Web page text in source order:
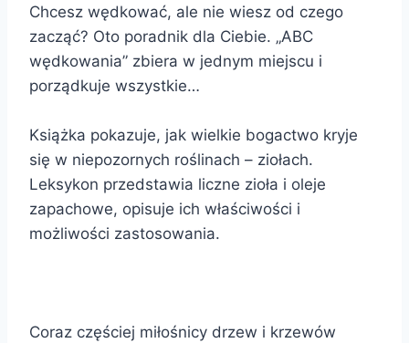
Chcesz wędkować, ale nie wiesz od czego
zacząć? Oto poradnik dla Ciebie. „ABC
wędkowania” zbiera w jednym miejscu i
porządkuje wszystkie…
Książka pokazuje, jak wielkie bogactwo kryje
się w niepozornych roślinach – ziołach.
Leksykon przedstawia liczne zioła i oleje
zapachowe, opisuje ich właściwości i
możliwości zastosowania.
Coraz częściej miłośnicy drzew i krzewów